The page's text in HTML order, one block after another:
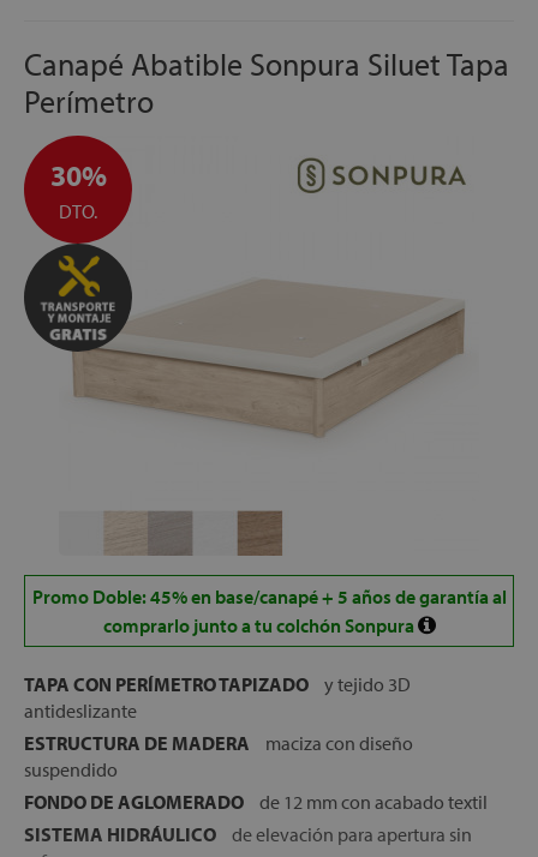
Canapé Abatible Sonpura Siluet Tapa
Perímetro
30%
DTO.
Promo Doble: 45% en base/canapé + 5 años de garantía al
comprarlo junto a tu colchón Sonpura
TAPA CON PERÍMETRO TAPIZADO
y tejido 3D
antideslizante
ESTRUCTURA DE MADERA
maciza con diseño
suspendido
FONDO DE AGLOMERADO
de 12 mm con acabado textil
SISTEMA HIDRÁULICO
de elevación para apertura sin